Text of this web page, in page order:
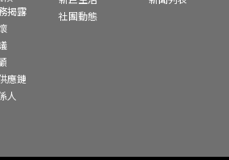
揭露
應鏈
人
社團動態